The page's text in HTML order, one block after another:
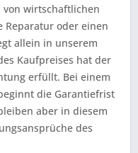
von wirtschaftlichen
Reparatur oder einen
allein in unserem
Kaufpreises hat der
erfüllt. Bei einem
die Garantiefrist
aber in diesem
des